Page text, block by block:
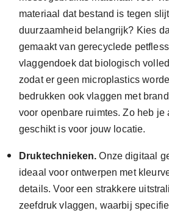
materiaal dat bestand is tegen
duurzaamheid belangrijk? Kies
gemaakt van gerecyclede
vlaggendoek dat biologisch
zodat er geen microplastics
bedrukken ook vlaggen met
voor openbare ruimtes. Zo heb je
geschikt is voor jouw locatie.
Druktechnieken. Onze digitaal
ideaal voor ontwerpen met
details. Voor een strakkere
zeefdruk vlaggen, waarbij